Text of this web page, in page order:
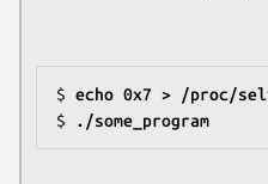
$ echo 0x7 > /proc/
$ ./some_program